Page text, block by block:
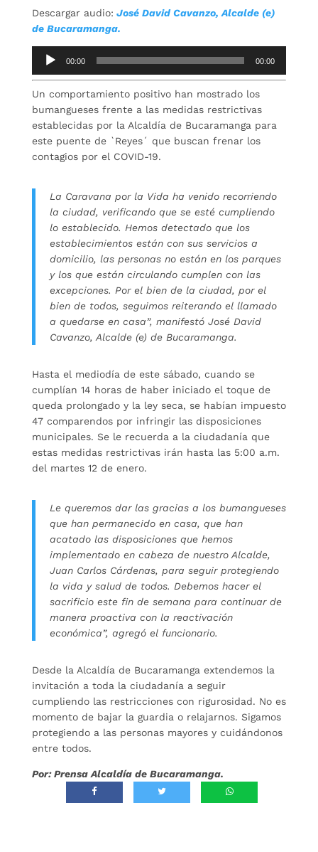
Descargar audio: José David Cavanzo, Alcalde (e)
de Bucaramanga.
00:00 00:00
Un comportamiento positivo han mostrado los
bumangueses frente a las medidas restrictivas
establecidas por la Alcaldía de Bucaramanga para
este puente de `Reyes´ que buscan frenar los
contagios por el COVID-19.
La Caravana por la Vida ha venido recorriendo
la ciudad, verificando que se esté cumpliendo
lo establecido. Hemos detectado que los
establecimientos están con sus servicios a
domicilio, las personas no están en los parques
y los que están circulando cumplen con las
excepciones. Por el bien de la ciudad, por el
bien de todos, seguimos reiterando el llamado
a quedarse en casa”, manifestó José David
Cavanzo, Alcalde (e) de Bucaramanga.
Hasta el mediodía de este sábado, cuando se
cumplían 14 horas de haber iniciado el toque de
queda prolongado y la ley seca, se habían impuesto
47 comparendos por infringir las disposiciones
municipales. Se le recuerda a la ciudadanía que
estas medidas restrictivas irán hasta las 5:00 a.m.
del martes 12 de enero.
Le queremos dar las gracias a los bumangueses
que han permanecido en casa, que han
acatado las disposiciones que hemos
implementado en cabeza de nuestro Alcalde,
Juan Carlos Cárdenas, para seguir protegiendo
la vida y salud de todos. Debemos hacer el
sacrificio este fin de semana para continuar de
manera proactiva con la reactivación
económica”, agregó el funcionario.
Desde la Alcaldía de Bucaramanga extendemos la
invitación a toda la ciudadanía a seguir
cumpliendo las restricciones con rigurosidad. No es
momento de bajar la guardia o relajarnos. Sigamos
protegiendo a las personas mayores y cuidándonos
entre todos.
Por: Prensa Alcaldía de Bucaramanga.